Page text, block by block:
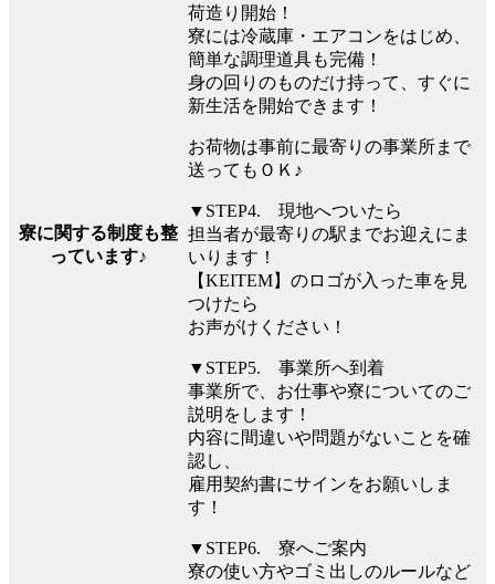
寮に関する制度も整
っています♪
荷造り開始！
寮には冷蔵庫・エアコンをはじめ、
簡単な調理道具も完備！
身の回りのものだけ持って、すぐに
新生活を開始できます！
お荷物は事前に最寄りの事業所まで
送ってもＯＫ♪
▼STEP4. 現地へついたら
担当者が最寄りの駅までお迎えにま
いります！
【KEITEM】のロゴが入った車を見
つけたら
お声がけください！
▼STEP5. 事業所へ到着
事業所で、お仕事や寮についてのご
説明をします！
内容に間違いや問題がないことを確
認し、
雇用契約書にサインをお願いしま
す！
▼STEP6. 寮へご案内
寮の使い方やゴミ出しのルールなど